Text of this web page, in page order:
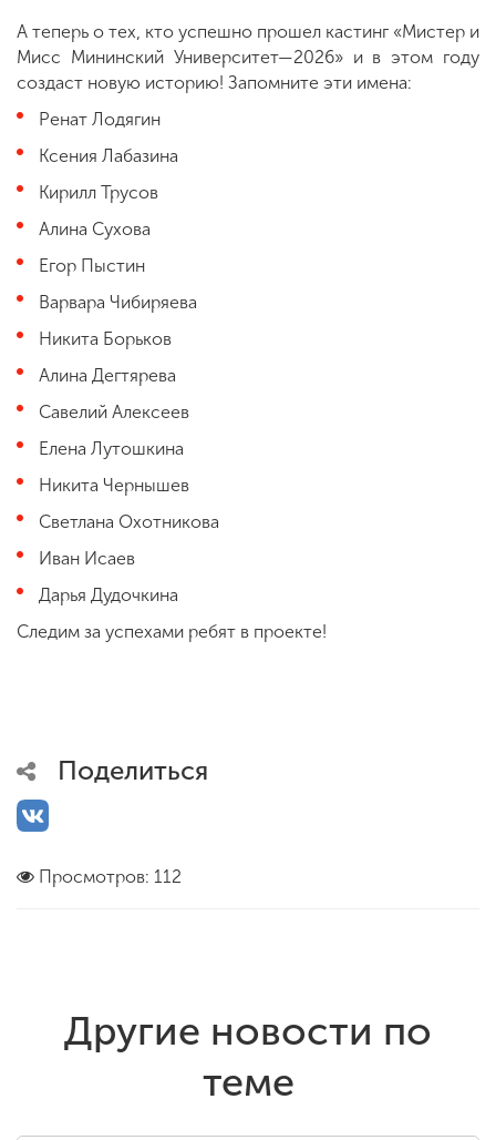
А теперь о тех, кто успешно прошел кастинг «Мистер и
Мисс Мининский Университет—2026» и в этом году
создаст новую историю! Запомните эти имена:
Ренат Лодягин
Ксения Лабазина
Кирилл Трусов
Алина Сухова
Егор Пыстин
Варвара Чибиряева
Никита Борьков
Алина Дегтярева
Савелий Алексеев
Елена Лутошкина
Никита Чернышев
Светлана Охотникова
Иван Исаев
Дарья Дудочкина
Следим за успехами ребят в проекте!
Поделиться
Просмотров: 112
Другие новости по
теме